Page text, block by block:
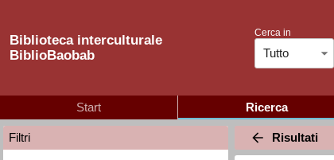
Biblioteca interculturale
BiblioBaobab
Cerca in
Tutto
Start Ricerca
Filtri Risultati